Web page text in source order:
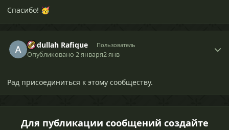
Спасибо! 🥳
Abdullah Rafique Пользователь
Опубликовано2 января2 янв
Рад присоединиться к этому сообществу.
Для публикации сообщений создайте